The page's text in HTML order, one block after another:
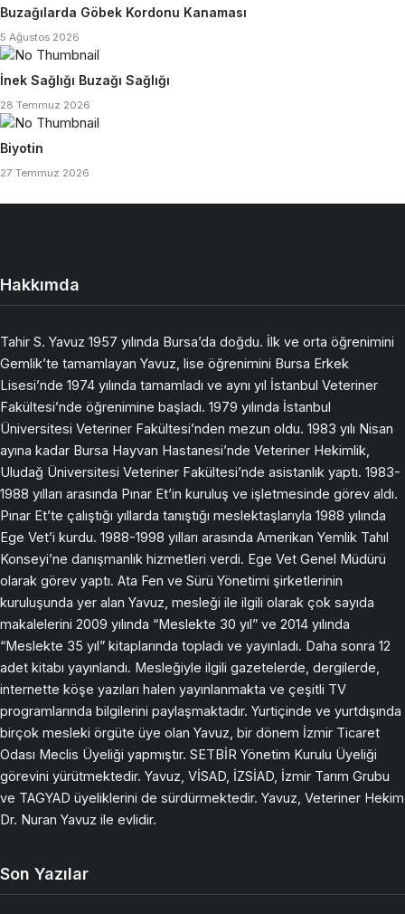
Buzağılarda Göbek Kordonu Kanaması
5 Ağustos 2026
İnek Sağlığı Buzağı Sağlığı
28 Temmuz 2026
Biyotin
27 Temmuz 2026
Hakkımda
Tahir S. Yavuz 1957 yılında Bursa’da doğdu. İlk ve orta öğrenimini
Gemlik’te tamamlayan Yavuz, lise öğrenimini Bursa Erkek
Lisesi’nde 1974 yılında tamamladı ve aynı yıl İstanbul Veteriner
Fakültesi’nde öğrenimine başladı. 1979 yılında İstanbul
Üniversitesi Veteriner Fakültesi’nden mezun oldu. 1983 yılı Nisan
ayına kadar Bursa Hayvan Hastanesi’nde Veteriner Hekimlik,
Uludağ Üniversitesi Veteriner Fakültesi’nde asistanlık yaptı. 1983-
1988 yılları arasında Pınar Et’in kuruluş ve işletmesinde görev aldı.
Pınar Et’te çalıştığı yıllarda tanıştığı meslektaşlarıyla 1988 yılında
Ege Vet’i kurdu. 1988-1998 yılları arasında Amerikan Yemlik Tahıl
Konseyi’ne danışmanlık hizmetleri verdi. Ege Vet Genel Müdürü
olarak görev yaptı. Ata Fen ve Sürü Yönetimi şirketlerinin
kuruluşunda yer alan Yavuz, mesleği ile ilgili olarak çok sayıda
makalelerini 2009 yılında “Meslekte 30 yıl” ve 2014 yılında
“Meslekte 35 yıl” kitaplarında topladı ve yayınladı. Daha sonra 12
adet kitabı yayınlandı. Mesleğiyle ilgili gazetelerde, dergilerde,
internette köşe yazıları halen yayınlanmakta ve çeşitli TV
programlarında bilgilerini paylaşmaktadır. Yurtiçinde ve yurtdışında
birçok mesleki örgüte üye olan Yavuz, bir dönem İzmir Ticaret
Odası Meclis Üyeliği yapmıştır. SETBİR Yönetim Kurulu Üyeliği
görevini yürütmektedir. Yavuz, VİSAD, İZSİAD, İzmir Tarım Grubu
ve TAGYAD üyeliklerini de sürdürmektedir. Yavuz, Veteriner Hekim
Dr. Nuran Yavuz ile evlidir.
Son Yazılar